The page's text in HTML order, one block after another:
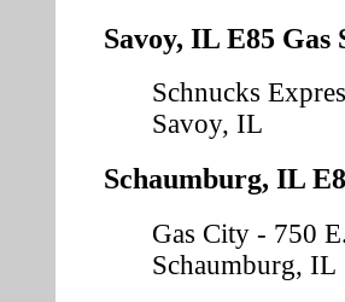
Savoy, IL E85 Gas
Schnucks
Savoy, IL
Schaumburg, IL
Gas City - 750
Schaumburg, IL